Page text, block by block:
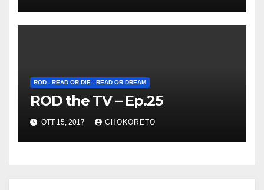
ROD - READ OR DIE - READ OR DREAM
ROD the TV – Ep.25
OTT 15, 2017 CHOKORETO